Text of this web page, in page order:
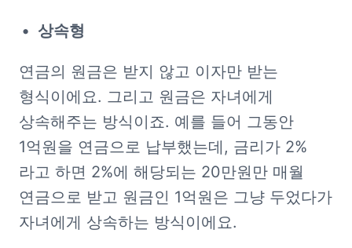
상속형
연금의 원금은 받지 않고 이자만 받는
형식이에요. 그리고 원금은 자녀에게
상속해주는 방식이죠. 예를 들어 그동안
1억원을 연금으로 납부했는데, 금리가 2%
라고 하면 2%에 해당되는 20만원만 매월
연금으로 받고 원금인 1억원은 그냥 두었다가
자녀에게 상속하는 방식이에요.